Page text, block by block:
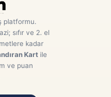
platformu.
sıfır ve 2. el
kadar
Kart ile
ve puan